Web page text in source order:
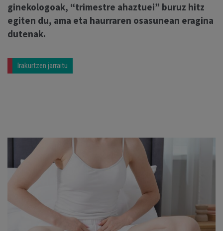
ginekologoak, “trimestre ahaztuei” buruz hitz
egiten du, ama eta haurraren osasunean eragina
dutenak.
Irakurtzen jarraitu